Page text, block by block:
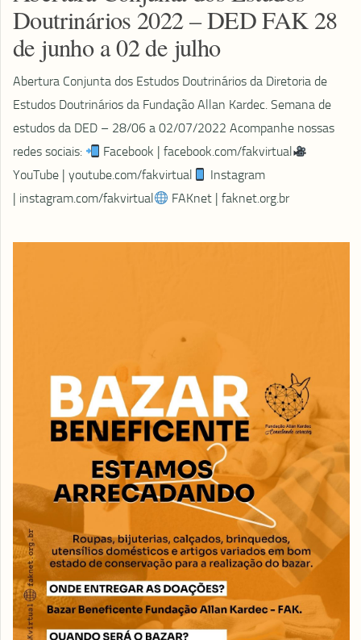
Doutrinários 2022 – DED FAK 28
de junho a 02 de julho
Abertura Conjunta dos Estudos Doutrinários da Diretoria de
Estudos Doutrinários da Fundação Allan Kardec. Semana de
estudos da DED – 28/06 a 02/07/2022 Acompanhe nossas
redes sociais:
Facebook | facebook.com/fakvirtual
YouTube | youtube.com/fakvirtual​
Instagram
| instagram.com/fakvirtual
FAKnet | faknet.org.br